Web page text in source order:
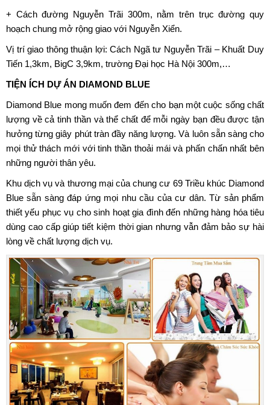
+ Cách đường Nguyễn Trãi 300m, nằm trên trục đường quy
hoạch chung mở rộng giao với Nguyễn Xiển.
Vị trí giao thông thuận lợi: Cách Ngã tư Nguyễn Trãi – Khuất Duy
Tiến 1,3km, BigC 3,9km, trường Đại học Hà Nội 300m,…
TIỆN ÍCH DỰ ÁN DIAMOND BLUE
Diamond Blue mong muốn đem đến cho bạn một cuộc sống chất
lượng về cả tinh thần và thể chất để mỗi ngày bạn đều được tận
hưởng từng giây phút tràn đầy năng lượng. Và luôn sẵn sàng cho
mọi thử thách mới với tinh thần thoải mái và phấn chấn nhất bên
những người thân yêu.
Khu dịch vụ và thương mại củachung cư 69 Triều khúc Diamond
Blue sẵn sàng đáp ứng mọi nhu cầu của cư dân. Từ sản phẩm
thiết yếu phục vụ cho sinh hoạt gia đình đến những hàng hóa tiêu
dùng cao cấp giúp tiết kiệm thời gian nhưng vẫn đảm bảo sự hài
lòng về chất lượng dịch vụ.